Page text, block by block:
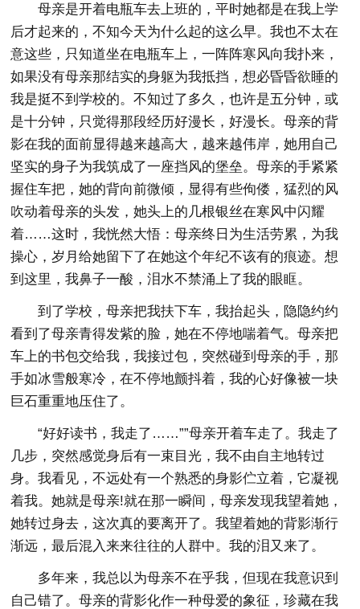
母亲是开着电瓶车去上班的，平时她都是在我上学
后才起来的，不知今天为什么起的这么早。我也不太在
意这些，只知道坐在电瓶车上，一阵阵寒风向我扑来，
如果没有母亲那结实的身躯为我抵挡，想必昏昏欲睡的
我是挺不到学校的。不知过了多久，也许是五分钟，或
是十分钟，只觉得那段经历好漫长，好漫长。母亲的背
影在我的面前显得越来越高大，越来越伟岸，她用自己
坚实的身子为我筑成了一座挡风的堡垒。母亲的手紧紧
握住车把，她的背向前微倾，显得有些佝偻，猛烈的风
吹动着母亲的头发，她头上的几根银丝在寒风中闪耀
着……这时，我恍然大悟：母亲终日为生活劳累，为我
操心，岁月给她留下了在她这个年纪不该有的痕迹。想
到这里，我鼻子一酸，泪水不禁涌上了我的眼眶。
到了学校，母亲把我扶下车，我抬起头，隐隐约约
看到了母亲青得发紫的脸，她在不停地喘着气。母亲把
车上的书包交给我，我接过包，突然碰到母亲的手，那
手如冰雪般寒冷，在不停地颤抖着，我的心好像被一块
巨石重重地压住了。
“好好读书，我走了……””母亲开着车走了。我走了
几步，突然感觉身后有一束目光，我不由自主地转过
身。我看见，不远处有一个熟悉的身影伫立着，它凝视
着我。她就是母亲!就在那一瞬间，母亲发现我望着她，
她转过身去，这次真的要离开了。我望着她的背影渐行
渐远，最后混入来来往往的人群中。我的泪又来了。
多年来，我总以为母亲不在乎我，但现在我意识到
自己错了。母亲的背影化作一种母爱的象征，珍藏在我